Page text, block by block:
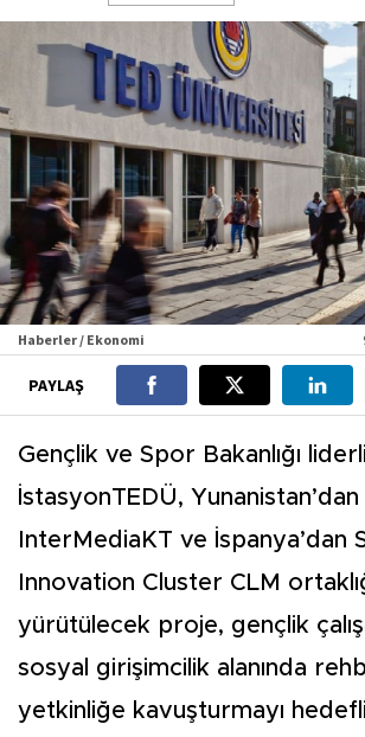
Haberler / Ekonomi
PAYLAŞ
Gençlik ve Spor Bakanlığı
İstasyonTEDÜ, Yunanistan’dan
InterMediaKT ve İspanya’dan
Innovation Cluster CLM
yürütülecek proje, gençlik
sosyal girişimcilik alanında
yetkinliğe kavuşturmayı